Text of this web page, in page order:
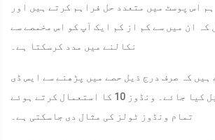
ہم اس پوسٹ میں متعدد حل فراہم کرتے ہیں اور
کہ ان میں سے کم از کم ایک آپ کو اس مخمصے سے
نکالنے میں مدد کرسکتا ہے۔
ہیں کہ صرف درج ذیل حصے میں پڑھنے سے ایس ڈی
کارڈ کو کیسے تبدیل کیا جائے۔ ونڈوز 10 کا استعمال کرتے ہوئے
تمام ونڈوز ٹولز کی مثال دی جاسکتی ہے۔